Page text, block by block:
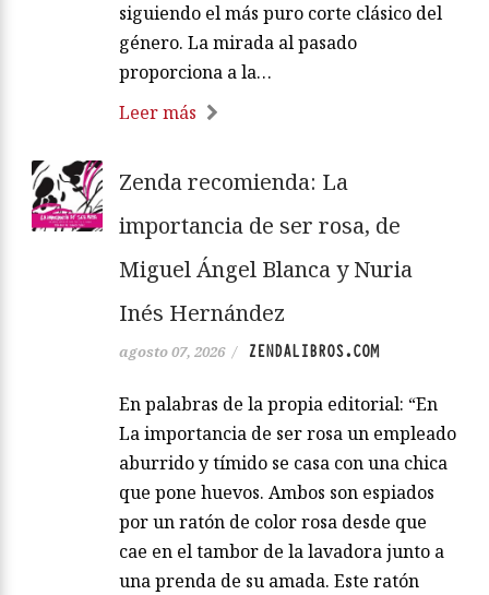
siguiendo el más puro corte clásico del
género. La mirada al pasado
proporciona a la…
Leer más
Zenda recomienda: La
importancia de ser rosa, de
Miguel Ángel Blanca y Nuria
Inés Hernández
agosto 07, 2026 / ZENDALIBROS.COM
En palabras de la propia editorial: “En
La importancia de ser rosa un empleado
aburrido y tímido se casa con una chica
que pone huevos. Ambos son espiados
por un ratón de color rosa desde que
cae en el tambor de la lavadora junto a
una prenda de su amada. Este ratón